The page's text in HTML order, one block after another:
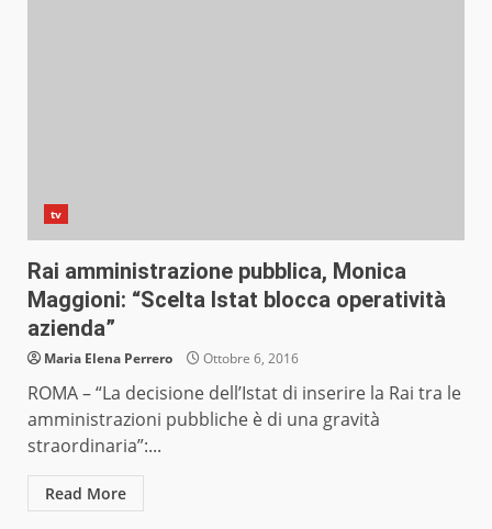
tv
Rai amministrazione pubblica, Monica
Maggioni: “Scelta Istat blocca operatività
azienda”
Maria Elena Perrero Ottobre 6, 2016
ROMA – “La decisione dell’Istat di inserire la Rai tra le
amministrazioni pubbliche è di una gravità
straordinaria”:...
Read More